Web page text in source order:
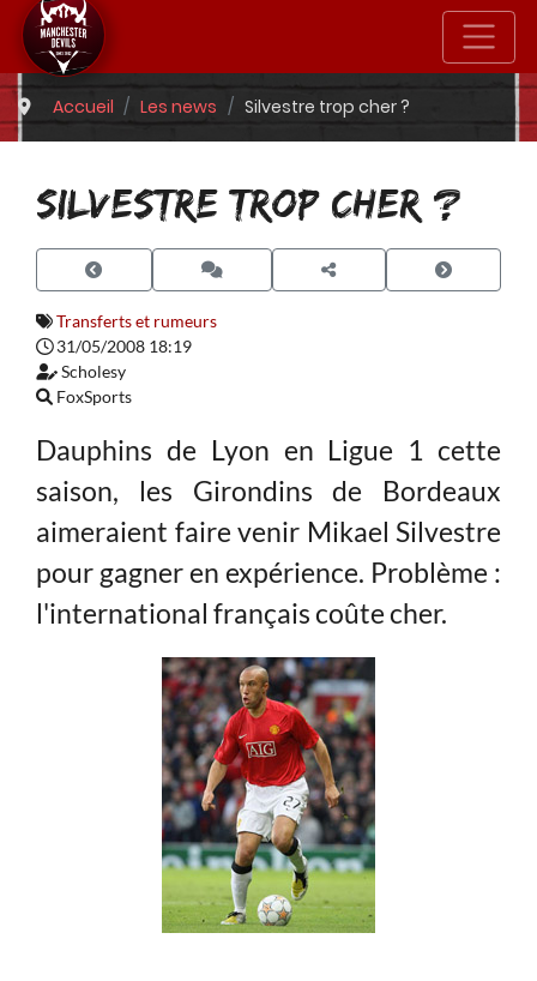
Accueil Les news Silvestre trop cher ?
SILVESTRE TROP CHER ?
Transferts et rumeurs
31/05/2008 18:19
Scholesy
FoxSports
Dauphins de Lyon en Ligue 1 cette
saison, les Girondins de Bordeaux
aimeraient faire venir Mikael Silvestre
pour gagner en expérience. Problème :
l'international français coûte cher.